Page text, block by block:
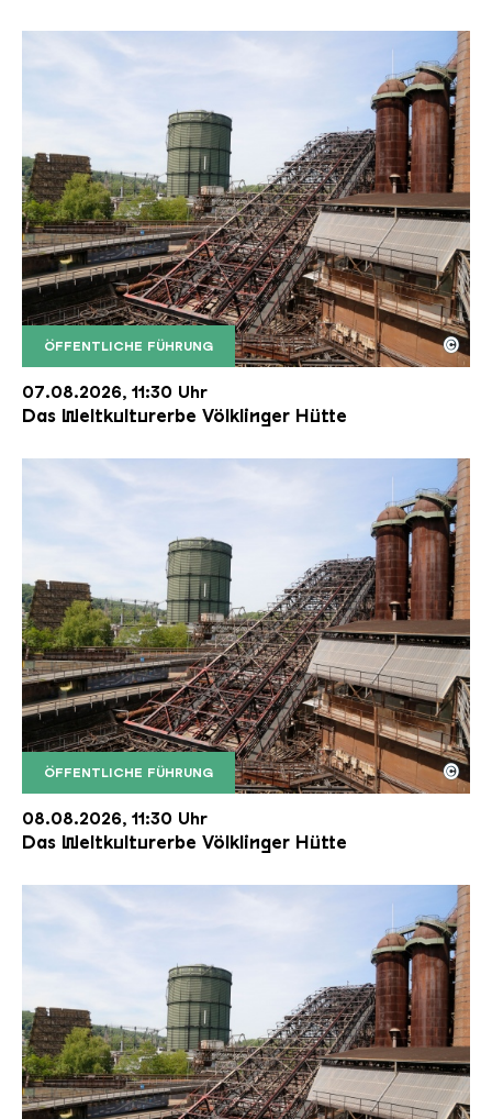
ÖFFENTLICHE FÜHRUNG
Der Erzschrägaufzug der Völklinger Hütte mit
Copyright: Weltkulturerbe Völklinger Hütte | Karl
©
07.08.2026, 11:30 Uhr
Das Weltkulturerbe Völklinger Hütte
ÖFFENTLICHE FÜHRUNG
Der Erzschrägaufzug der Völklinger Hütte mit
Copyright: Weltkulturerbe Völklinger Hütte | Karl
©
08.08.2026, 11:30 Uhr
Das Weltkulturerbe Völklinger Hütte